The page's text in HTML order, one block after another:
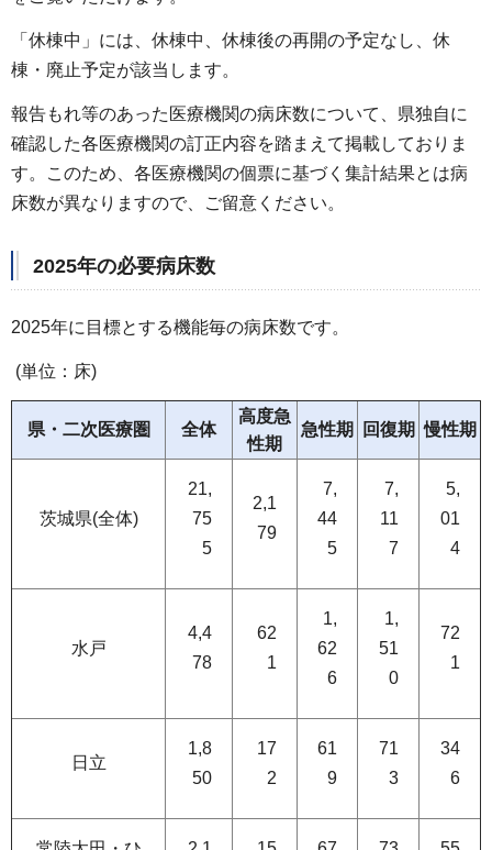
「休棟中」には、休棟中、休棟後の再開の予定なし、休
棟・廃止予定が該当します。
報告もれ等のあった医療機関の病床数について、県独自に
確認した各医療機関の訂正内容を踏まえて掲載しておりま
す。このため、各医療機関の個票に基づく集計結果とは病
床数が異なりますので、ご留意ください。
2025年の必要病床数
2025年に目標とする機能毎の病床数です。
(単位：床)
県・二次医療圏 全体
高度急
性期
急性期 回復期 慢性期
茨城県(全体)
21,
75
5
2,1
79
7,
44
5
7,
11
7
5,
01
4
水戸
4,4
78
62
1
1,
62
6
1,
51
0
72
1
日立
1,8
50
17
2
61
9
71
3
34
6